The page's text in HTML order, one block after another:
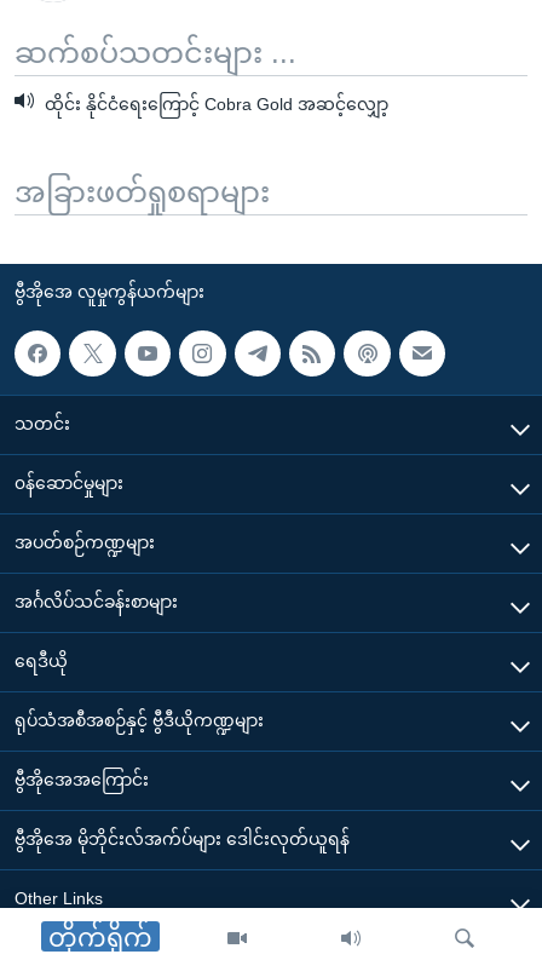
တိုက်ရိုက်
ဆက်စပ်သတင်းများ ...
ထိုင်း နိုင်ငံရေးကြောင့် Cobra Gold အဆင့်လျှော့
အခြားဖတ်ရှုစရာများ
ဗွီအိုအေ လူမှုကွန်ယက်များ
သတင်း
၀န်ဆောင်မှုများ
အပတ်စဉ်ကဏ္ဍများ
အင်္ဂလိပ်သင်ခန်းစာများ
ရေဒီယို
ရုပ်သံအစီအစဉ်နှင့် ဗွီဒီယိုကဏ္ဍများ
ဗွီအိုအေအကြောင်း
ဗွီအိုအေ မိုဘိုင်းလ်အက်ပ်များ ဒေါင်းလုတ်ယူရန်
Other Links